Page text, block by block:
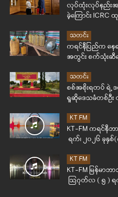
လုပ်ထုံးလုပ်နည်းအ
ခဲ့ကြောင်း ICRC
သတင်း
ကရင်နီပြည်က န
အတွင်း စက်သုံးဆီဈ
သတင်း
စစ်အစိုးရတပ် ရဲ့ ဒရု
ရူဆိုဒေသခံတစ်ဦ
KT FM
KT-FM ကရင်နီ
ရက်၊ ၂၀၂၆ ခုနှစ်
KT FM
KT-FM မြန်မာ
ဩဂုတ်လ ( ၅ ) ရက်